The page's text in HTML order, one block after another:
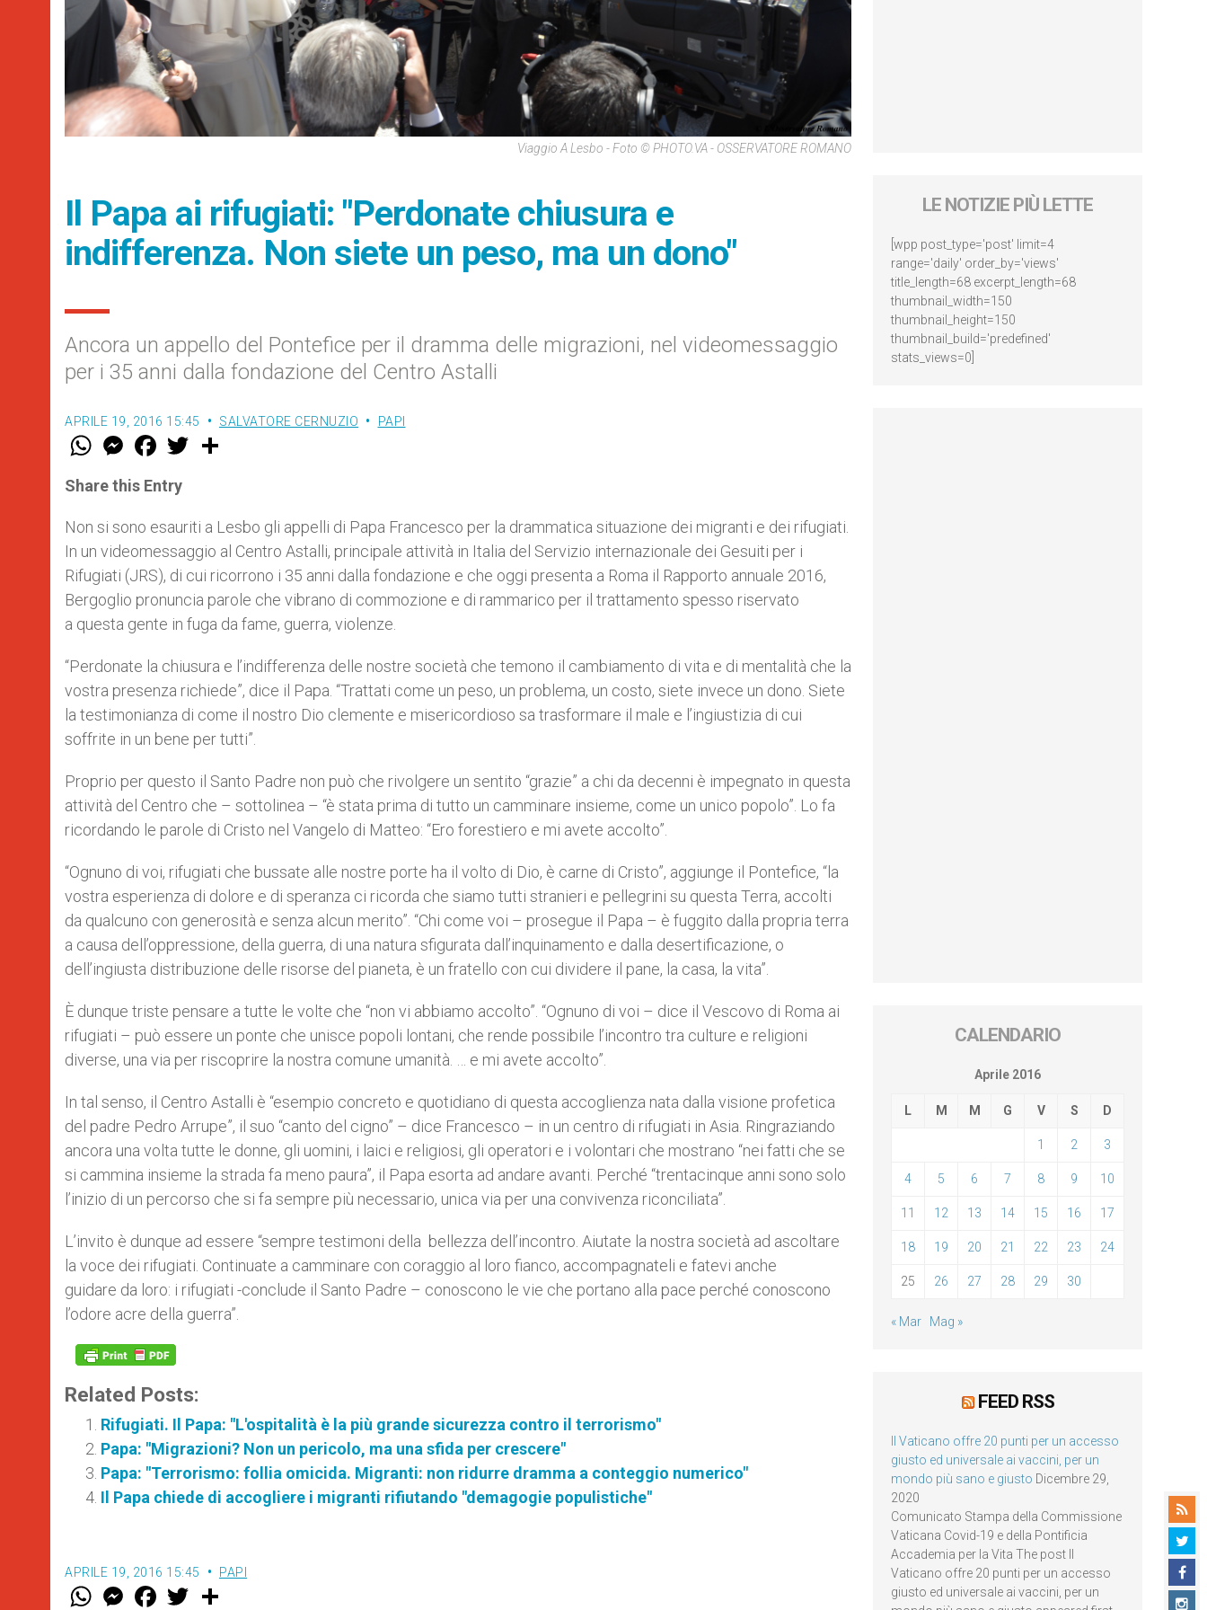
Viaggio A Lesbo - Foto © PHOTO.VA - OSSERVATORE ROMANO
Il Papa ai rifugiati: "Perdonate chiusura e
indifferenza. Non siete un peso, ma un dono"
Ancora un appello del Pontefice per il dramma delle migrazioni, nel videomessaggio
per i 35 anni dalla fondazione del Centro Astalli
APRILE 19, 2016 15:45 SALVATORE CERNUZIO PAPI
W
t
s
p
p
M
e
s
e
g
e
r
F
a
e
b
o
k
w
r
Share this Entry
Non si sono esauriti a Lesbo gli appelli di Papa Francesco per la drammatica situazione dei migranti e dei rifugiati.
In un videomessaggio al Centro Astalli, principale attività in Italia del Servizio internazionale dei Gesuiti per i
Rifugiati (JRS), di cui ricorrono i 35 anni dalla fondazione e che oggi presenta a Roma il Rapporto annuale 2016,
Bergoglio pronuncia parole che vibrano di commozione e di rammarico per il trattamento spesso riservato
a questa gente in fuga da fame, guerra, violenze.
“Perdonate la chiusura e l’indifferenza delle nostre società che temono il cambiamento di vita e di mentalità che la
vostra presenza richiede”, dice il Papa. “Trattati come un peso, un problema, un costo, siete invece un dono. Siete
la testimonianza di come il nostro Dio clemente e misericordioso sa trasformare il male e l’ingiustizia di cui
soffrite in un bene per tutti”.
Proprio per questo il Santo Padre non può che rivolgere un sentito “grazie” a chi da decenni è impegnato in questa
attività del Centro che – sottolinea – “è stata prima di tutto un camminare insieme, come un unico popolo”. Lo fa
ricordando le parole di Cristo nel Vangelo di Matteo: “Ero forestiero e mi avete accolto”.
“Ognuno di voi, rifugiati che bussate alle nostre porte ha il volto di Dio, è carne di Cristo”, aggiunge il Pontefice, “la
vostra esperienza di dolore e di speranza ci ricorda che siamo tutti stranieri e pellegrini su questa Terra, accolti
da qualcuno con generosità e senza alcun merito”. “Chi come voi – prosegue il Papa – è fuggito dalla propria terra
a causa dell’oppressione, della guerra, di una natura sfigurata dall’inquinamento e dalla desertificazione, o
dell’ingiusta distribuzione delle risorse del pianeta, è un fratello con cui dividere il pane, la casa, la vita”.
È dunque triste pensare a tutte le volte che “non vi abbiamo accolto”. “Ognuno di voi – dice il Vescovo di Roma ai
rifugiati – può essere un ponte che unisce popoli lontani, che rende possibile l’incontro tra culture e religioni
diverse, una via per riscoprire la nostra comune umanità. … e mi avete accolto”.
In tal senso, il Centro Astalli è “esempio concreto e quotidiano di questa accoglienza nata dalla visione profetica
del padre Pedro Arrupe”, il suo “canto del cigno” – dice Francesco – in un centro di rifugiati in Asia. Ringraziando
ancora una volta tutte le donne, gli uomini, i laici e religiosi, gli operatori e i volontari che mostrano “nei fatti che se
si cammina insieme la strada fa meno paura”, il Papa esorta ad andare avanti. Perché “trentacinque anni sono solo
l’inizio di un percorso che si fa sempre più necessario, unica via per una convivenza riconciliata”.
L’invito è dunque ad essere “sempre testimoni della bellezza dell’incontro. Aiutate la nostra società ad ascoltare
la voce dei rifugiati. Continuate a camminare con coraggio al loro fianco, accompagnateli e fatevi anche
guidare da loro: i rifugiati -conclude il Santo Padre – conoscono le vie che portano alla pace perché conoscono
l’odore acre della guerra”.
Related Posts:
Rifugiati. Il Papa: "L'ospitalità è la più grande sicurezza contro il terrorismo"
Papa: "Migrazioni? Non un pericolo, ma una sfida per crescere"
Papa: "Terrorismo: follia omicida. Migranti: non ridurre dramma a conteggio numerico"
Il Papa chiede di accogliere i migranti rifiutando "demagogie populistiche"
APRILE 19, 2016 15:45 PAPI
W M
e
F
a w
LE NOTIZIE PIÙ LETTE
[wpp post_type='post' limit=4
range='daily' order_by='views'
title_length=68 excerpt_length=68
thumbnail_width=150
thumbnail_height=150
thumbnail_build='predefined'
stats_views=0]
CALENDARIO
Aprile 2016
L M M G V S D
1 2 3
4 5 6 7 8 9 10
11 12 13 14 15 16 17
18 19 20 21 22 23 24
25 26 27 28 29 30
« Mar Mag »
FEED RSS
Il Vaticano offre 20 punti per un accesso
giusto ed universale ai vaccini, per un
mondo più sano e giusto Dicembre 29,
2020
Comunicato Stampa della Commissione
Vaticana Covid-19 e della Pontificia
Accademia per la Vita The post Il
Vaticano offre 20 punti per un accesso
giusto ed universale ai vaccini, per un